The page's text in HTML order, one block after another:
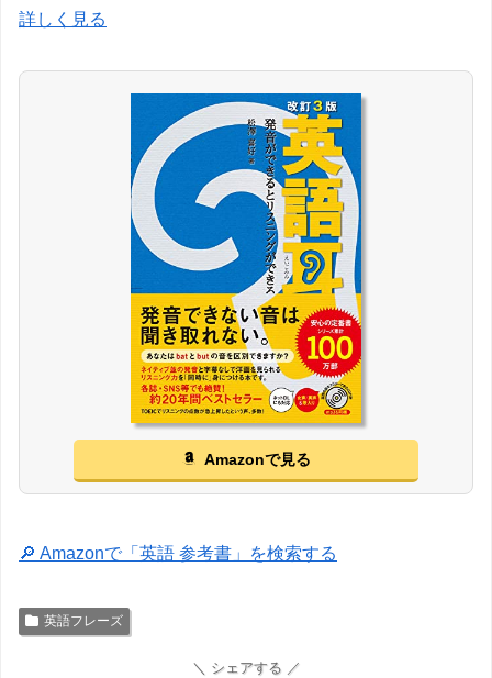
詳しく見る
Amazonで見る
🔎 Amazonで「英語 参考書」を検索する
英語フレーズ
＼ シェアする ／